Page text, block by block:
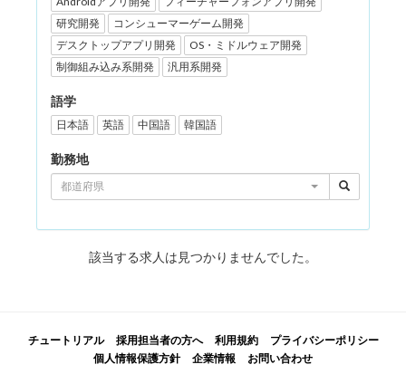
研究開発
コンシューマーゲーム開発
デスクトップアプリ開発
OS・ミドルウェア開発
制御組み込み系開発
汎用系開発
語学
日本語 英語 中国語 韓国語
勤務地
都道府県
該当する求人は見つかりませんでした。
チュートリアル 採用担当者の方へ 利用規約
プライバシーポリシー
個人情報保護方針
企業情報 お問い合わせ